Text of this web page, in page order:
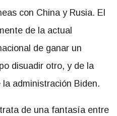
con China y Rusia. El
de la actual
de ganar un
disuadir otro, y de la
administración Biden.
de una fantasía entre